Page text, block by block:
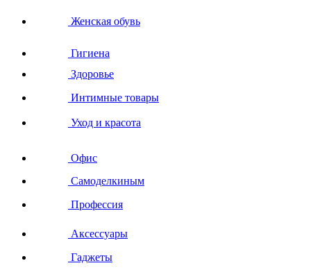
Женская обувь
Гигиена
Здоровье
Интимные товары
Уход и красота
Офис
Самоделкиным
Профессия
Аксессуары
Гаджеты